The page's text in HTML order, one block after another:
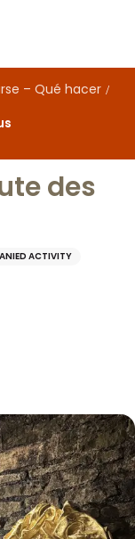
– Qué hacer
des
ACTIVITY